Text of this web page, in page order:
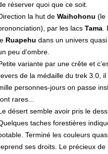
réserver quoi que ce soit.
la hut de Waihohonu (le
par les lacs Tama
Ruapehu dans un univers
peu d’ombre.
variante par une crête et
de la médaille du trek 3.0,
personnes-jours on passe
rares...
désert semble avoir pris le
taches forestières
Terminé les couleurs
ses droits. Le précieux